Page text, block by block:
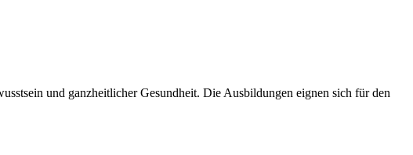
und ganzheitlicher Gesundheit. Die Ausbildungen eignen sich für den